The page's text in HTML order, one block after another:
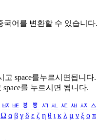
국어를 변환할 수 있습니다.
고 space를누르시면됩니다.
를 누르시면 됩니다.
ㅶ ㅷ ㅸ ㅹ ㅺ ㅻ ㅼ ㅽ ㅾ ㅿ
Ω α β γ δ ε ζ η θ ι κ λ μ ν ξ ο π